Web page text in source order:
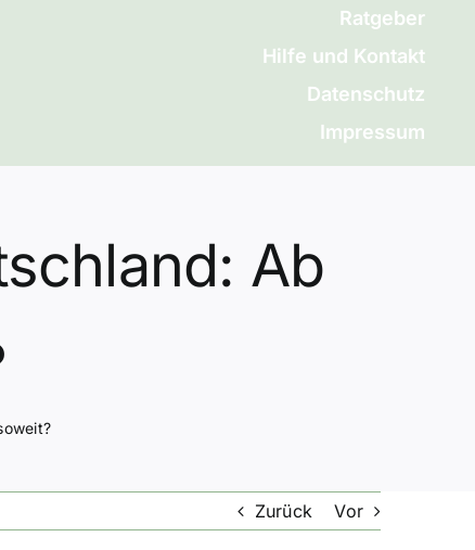
Ratgeber
Hilfe und Kontakt
Datenschutz
Impressum
Ab
Zurück Vor